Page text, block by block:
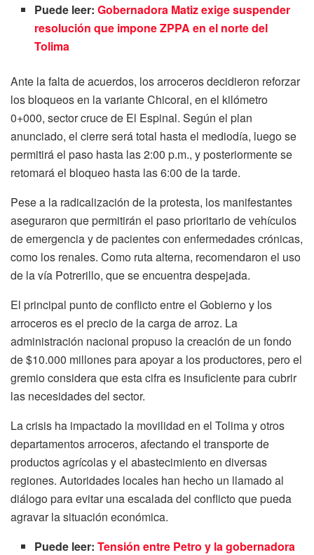
Puede leer:Gobernadora Matiz exige suspender
resolución que impone ZPPA en el norte del
Tolima
Ante la falta de acuerdos, los arroceros decidieron reforzar
los bloqueos en la variante Chicoral, en el kilómetro
0+000, sector cruce de El Espinal. Según el plan
anunciado, el cierre será total hasta el mediodía, luego se
permitirá el paso hasta las 2:00 p.m., y posteriormente se
retomará el bloqueo hasta las 6:00 de la tarde.
Pese a la radicalización de la protesta, los manifestantes
aseguraron que permitirán el paso prioritario de vehículos
de emergencia y de pacientes con enfermedades crónicas,
como los renales. Como ruta alterna, recomendaron el uso
de la vía Potrerillo, que se encuentra despejada.
El principal punto de conflicto entre el Gobierno y los
arroceros es el precio de la carga de arroz. La
administración nacional propuso la creación de un fondo
de $10.000 millones para apoyar a los productores, pero el
gremio considera que esta cifra es insuficiente para cubrir
las necesidades del sector.
La crisis ha impactado la movilidad en el Tolima y otros
departamentos arroceros, afectando el transporte de
productos agrícolas y el abastecimiento en diversas
regiones. Autoridades locales han hecho un llamado al
diálogo para evitar una escalada del conflicto que pueda
agravar la situación económica.
Puede leer:Tensión entre Petro y la gobernadora